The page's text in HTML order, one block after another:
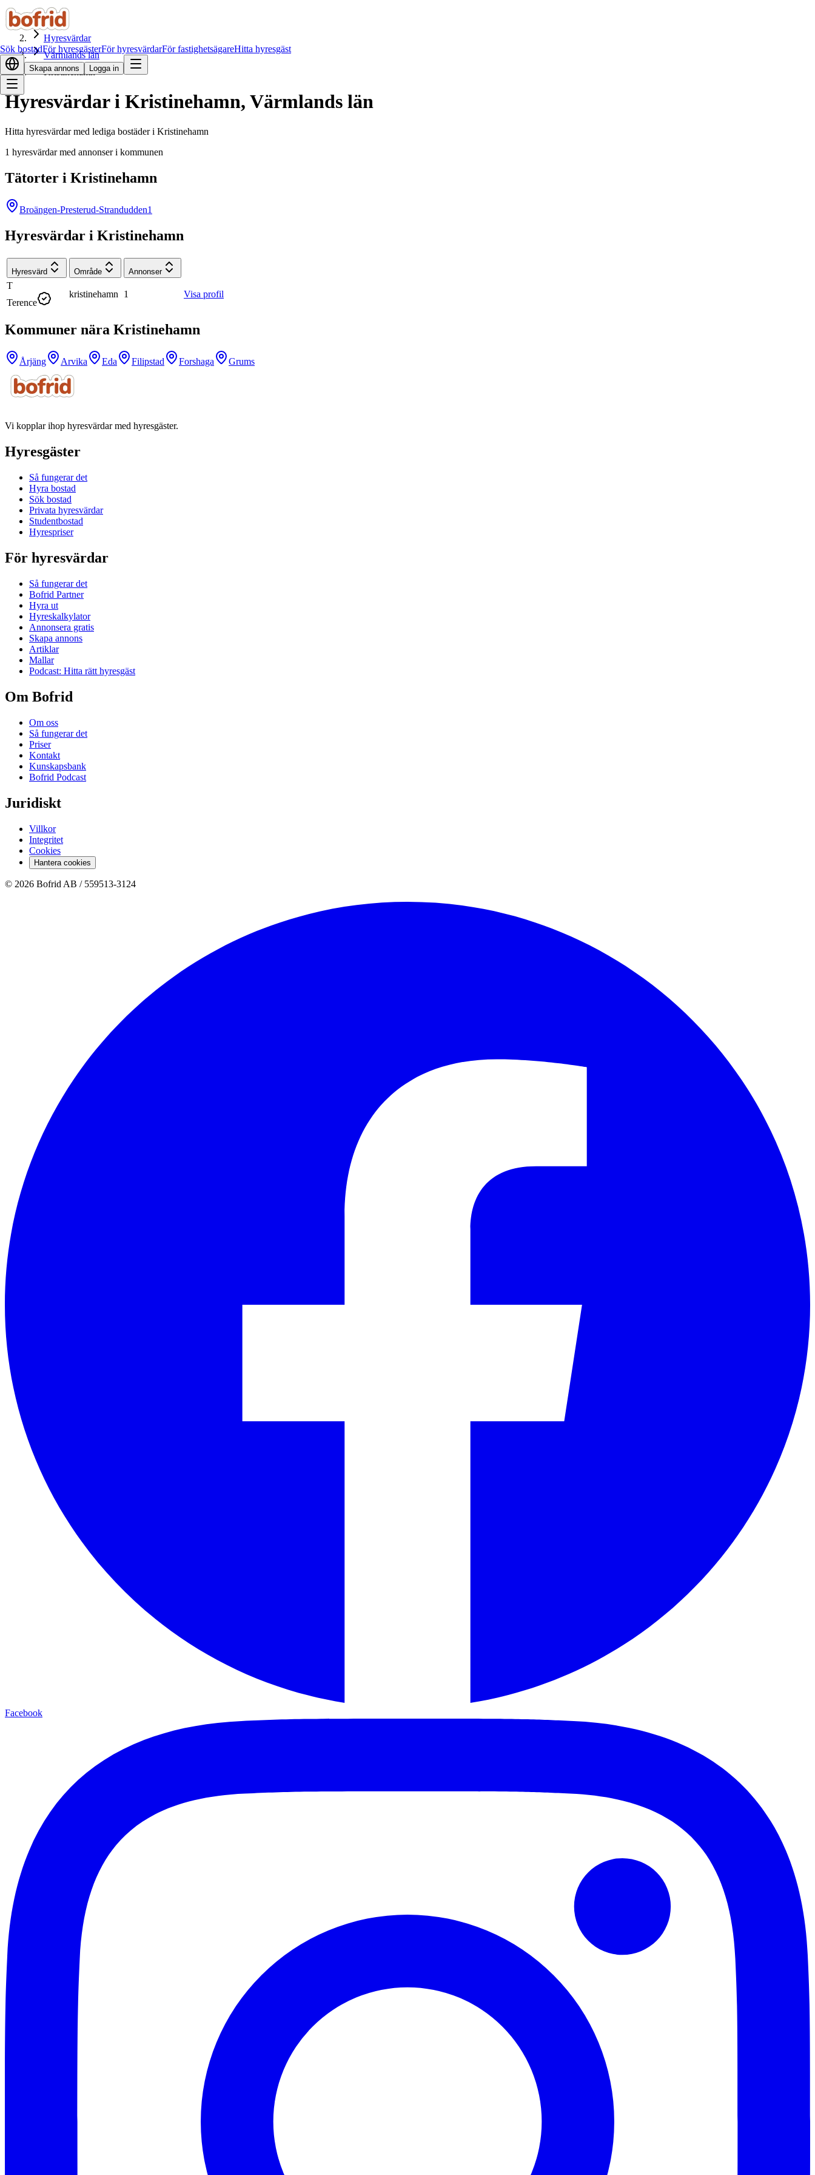
Sök bostadFör hyresgästerFör hyresvärdarFör fastighetsägareHitta hyresgäst
Skapa annons Logga in
Hem
Hyresvärdar
Värmlands län
Kristinehamn
Hyresvärdar i Kristinehamn, Värmlands län
Hitta hyresvärdar med lediga bostäder i Kristinehamn
1 hyresvärdar med annonser i kommunen
Tätorter i Kristinehamn
Broängen-Presterud-Strandudden1
Hyresvärdar i Kristinehamn
Hyresvärd Område Annonser
T
Terence
kristinehamn 1 Visa profil
Kommuner nära Kristinehamn
Årjäng Arvika Eda Filipstad Forshaga Grums
Vi kopplar ihop hyresvärdar med hyresgäster.
Hyresgäster
Så fungerar det
Hyra bostad
Sök bostad
Privata hyresvärdar
Studentbostad
Hyrespriser
För hyresvärdar
Så fungerar det
Bofrid Partner
Hyra ut
Hyreskalkylator
Annonsera gratis
Skapa annons
Artiklar
Mallar
Podcast: Hitta rätt hyresgäst
Om Bofrid
Om oss
Så fungerar det
Priser
Kontakt
Kunskapsbank
Bofrid Podcast
Juridiskt
Villkor
Integritet
Cookies
Hantera cookies
© 2026 Bofrid AB / 559513-3124
Facebook